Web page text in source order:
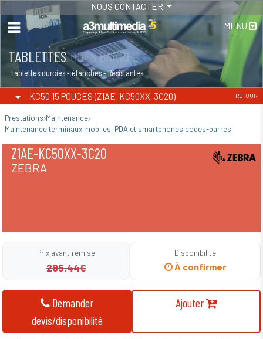
NOUS CONTACTER
MENU
TABLETTES
Tablettes durcies - étanches - Résistantes
KC50 15 POUCES (Z1AE-KC50XX-3C20) RETOUR
Prestations Maintenance
Maintenance terminaux mobiles, PDA et smartphones codes-barres
Z1AE-KC50XX-3C20
ZEBRA
Prix avant remise
295.44€
Disponibilité
À confirmer
Demander
devis/disponibilité
Ajouter